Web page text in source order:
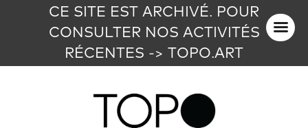
CE SITE EST ARCHIVÉ. POUR
CONSULTER NOS ACTIVITÉS
RÉCENTES -> TOPO.ART